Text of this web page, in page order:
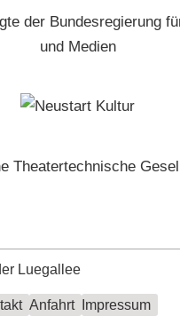
Luegallee
Anfahrt
Impressum